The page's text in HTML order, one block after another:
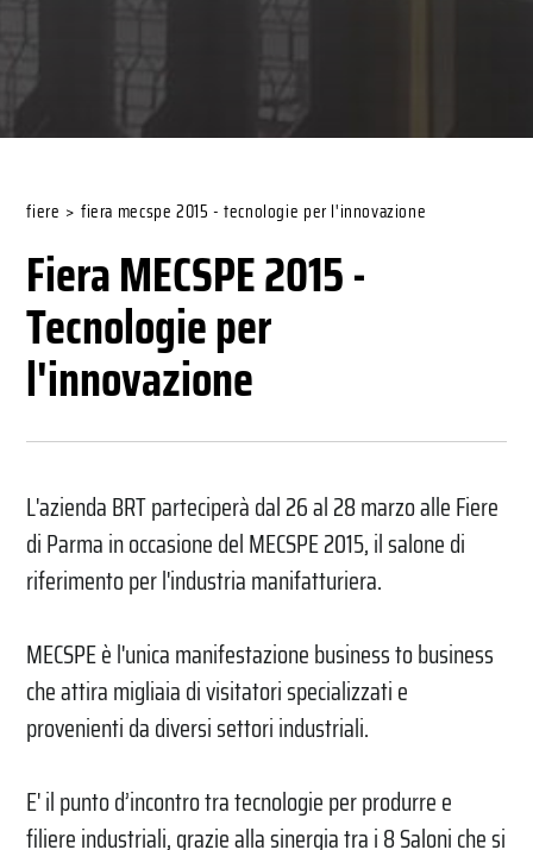
fiere > fiera mecspe 2015 - tecnologie per l'innovazione
Fiera MECSPE 2015 -
Tecnologie per
l'innovazione
L'azienda BRT parteciperà dal 26 al 28 marzo alle Fiere
di Parma in occasione del MECSPE 2015, il salone di
riferimento per l'industria manifatturiera.
MECSPE è l'unica manifestazione business to business
che attira migliaia di visitatori specializzati e
provenienti da diversi settori industriali.
E' il punto d’incontro tra tecnologie per produrre e
filiere industriali, grazie alla sinergia tra i 8 Saloni che si